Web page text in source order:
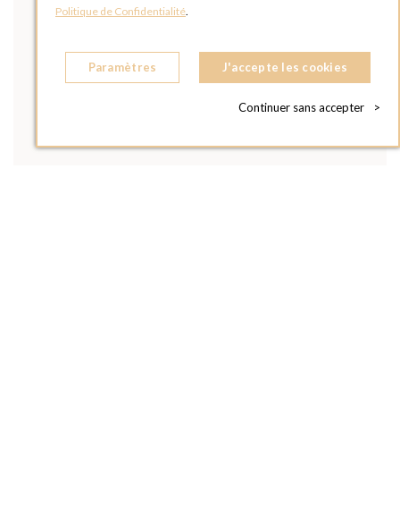
Politique de Confidentialité.
Paramètres J'accepte les cookies
Continuer sans accepter >